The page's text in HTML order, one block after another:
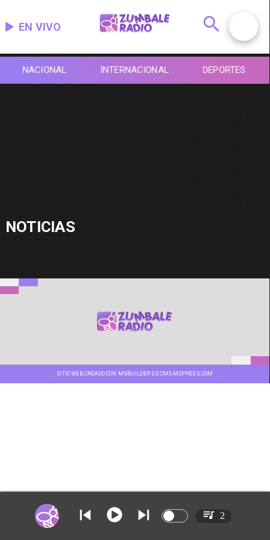
EN VIVO
NACIONAL INTERNACIONAL DEPORTES
NOTICIAS
SITIO WEB CREADO CON MSBUILDER DE CMS-MSPRESS.COM
2